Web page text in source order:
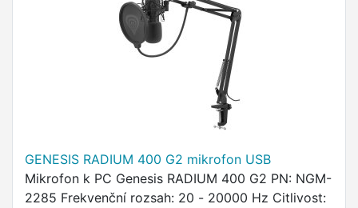
GENESIS RADIUM 400 G2 mikrofon USB
Mikrofon k PC Genesis RADIUM 400 G2 PN: NGM-
2285 Frekvenční rozsah: 20 - 20000 Hz Citlivost: